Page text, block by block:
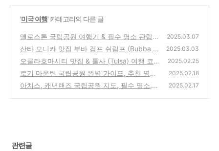
'미국 여행' 카테고리의 다른 글
옐로스톤 국립공원 여행기 & 필수 명소 관람
꿀팁
(0)
2025.03.07
산타 모니카 맛집 부바 검프 쉬림프 (Bubba G
ump Shrimp) 후기 및 추천 메뉴
(1)
2025.03.03
오클라호마시티 맛집 & 툴사 (Tulsa) 여행 코
스 추천
(6)
2025.02.25
로키 마운틴 국립공원 완벽 가이드, 추천 명소,
일정,캠핑,숙박,지도
(2)
2025.02.18
아치스, 캐년랜즈 국립공원 지도, 필수 명소,
2025.02.17
관련글